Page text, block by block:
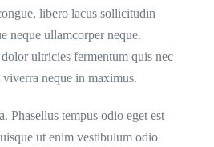
libero lacus sollicitudin
neque ullamcorper neque.
ultricies fermentum quis nec
neque in maximus.
Phasellus tempus odio eget est
ut enim vestibulum odio